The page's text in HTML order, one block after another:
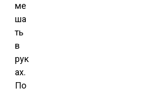
ме
ша
ть
в
рук
ах.
По